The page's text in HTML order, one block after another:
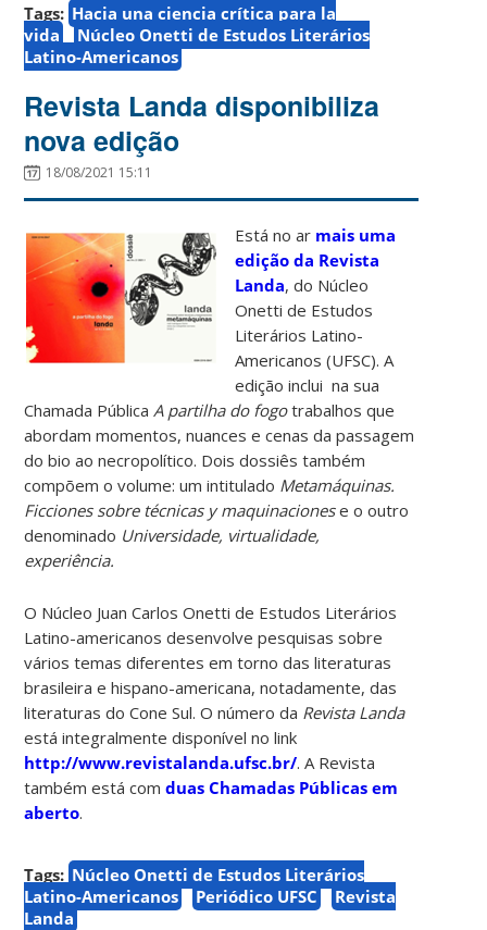
Tags: Hacia una ciencia crítica para la
vida
Núcleo Onetti de Estudos Literários
Latino-Americanos
Revista Landa disponibiliza
nova edição
18/08/2021 15:11
Está no ar mais uma
edição da Revista
Landa, do Núcleo
Onetti de Estudos
Literários Latino-
Americanos (UFSC). A
edição inclui na sua
Chamada Pública A partilha do fogotrabalhos que
abordam momentos, nuances e cenas da passagem
do bio ao necropolítico. Dois dossiês também
compõem o volume: um intitulado Metamáquinas.
Ficciones sobre técnicas y maquinacionese o outro
denominado Universidade, virtualidade,
experiência.
O Núcleo Juan Carlos Onetti de Estudos Literários
Latino-americanos desenvolve pesquisas sobre
vários temas diferentes em torno das literaturas
brasileira e hispano-americana, notadamente, das
literaturas do Cone Sul. O número da Revista Landa
está integralmente disponível no link
http://www.revistalanda.ufsc.br/. A Revista
também está comduas Chamadas Públicas em
aberto.
Tags: Núcleo Onetti de Estudos Literários
Latino-Americanos
Periódico UFSC
Revista
Landa